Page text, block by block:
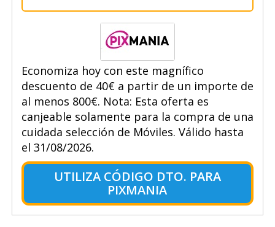
Economiza hoy con este magnífico
descuento de 40€ a partir de un importe de
al menos 800€. Nota: Esta oferta es
canjeable solamente para la compra de una
cuidada selección de Móviles. Válido hasta
el 31/08/2026.
UTILIZA CÓDIGO DTO. PARA
PIXMANIA